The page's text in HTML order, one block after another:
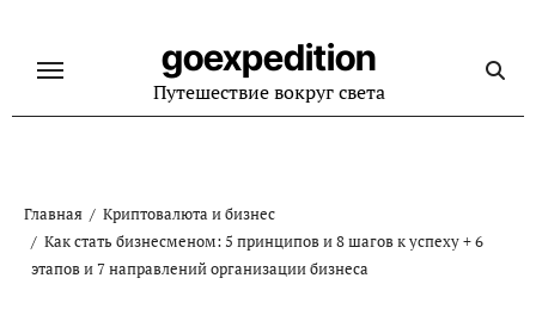
содержанию
goexpedition
Путешествие вокруг света
Главная
Криптовалюта и бизнес
Как стать бизнесменом: 5 принципов и 8 шагов к успеху + 6
этапов и 7 направлений организации бизнеса